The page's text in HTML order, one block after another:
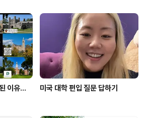
아야 하는 상황.. 그때 facebo
을 보내왔습니다. "Faceboo
택되었습니다. 면접 시간을
4..
이유... 미국 대학 편입 질문 답하기